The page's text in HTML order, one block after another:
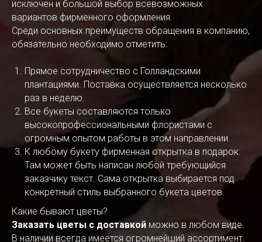
исключен и большой выбор всевозможных
вариантов фирменного оформления.
Среди основных преимуществ обращения в компанию,
обязательно необходимо отметить:
Прямое сотрудничество с Голландскими
плантациями. Поставка осуществляется несколько
раз в неделю.
Все букеты составляются только
высокопрофессиональными флористами с
огромным опытом работы в этом направлении.
К любому букету фирменная открытка в подарок.
Там может быть написан любой требующийся
заказчику текст. Сама открытка выбирается под
конкретный стиль выбранного букета цветов.
Какие бывают цветы?
Заказать цветы с доставкой можно в любом виде.
В наличии всегда имеется огромнейший ассортимент.